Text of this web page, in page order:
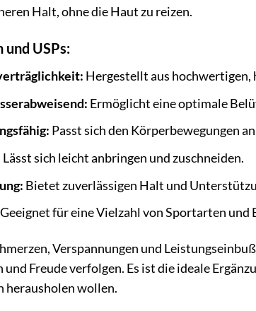
Halt, ohne die Haut zu reizen.
und USPs:
Hergestellt aus
Ermöglicht eine optimale
Passt sich den Körperbewegungen
Lässt sich leicht anbringen und zuschneiden.
Bietet zuverlässigen Halt und
Geeignet für eine Vielzahl von Sportarten und
Verspannungen und
Freude verfolgen. Es ist die ideale
herausholen wollen.